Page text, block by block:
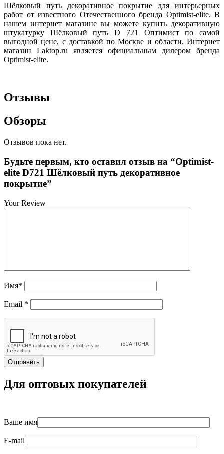
Шёлковый путь декоративное покрытие для интерьерных
работ от известного Отечественного бренда Optimist-elite. В
нашем интернет магазине вы можете купить декоративную
штукатурку Шёлковый путь D 721 Оптимист по самой
выгодной цене, с доставкой по Москве и области. Интернет
магазин Laktop.ru является официальным дилером бренда
Optimist-elite.
Отзывы
Обзоры
Отзывов пока нет.
Будьте первым, кто оставил отзыв на “Optimist-
elite D721 Шёлковый путь декоративное
покрытие”
Your Review
Имя*
Email *
Для оптовых покупателей
Ваше имя
E-mail